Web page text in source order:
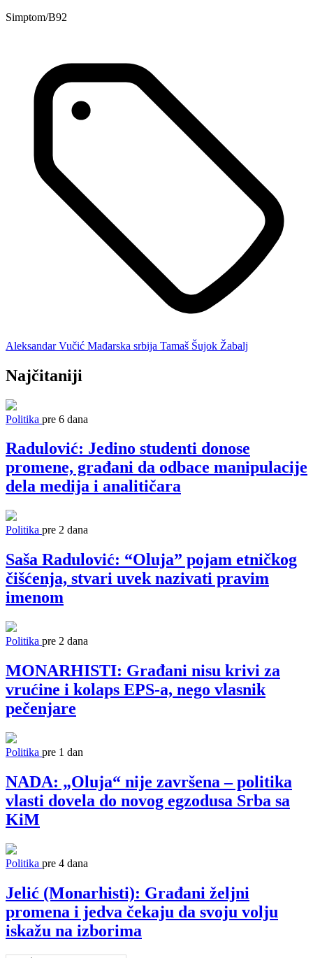
Simptom/B92
Aleksandar Vučić Mađarska srbija Tamaš Šujok Žabalj
Najčitaniji
Politika pre 6 dana
Radulović: Jedino studenti donose
promene, građani da odbace manipulacije
dela medija i analitičara
Politika pre 2 dana
Saša Radulović: “Oluja” pojam etničkog
čišćenja, stvari uvek nazivati pravim
imenom
Politika pre 2 dana
MONARHISTI: Građani nisu krivi za
vrućine i kolaps EPS-a, nego vlasnik
pečenjare
Politika pre 1 dan
NADA: „Oluja“ nije završena – politika
vlasti dovela do novog egzodusa Srba sa
KiM
Politika pre 4 dana
Jelić (Monarhisti): Građani željni
promena i jedva čekaju da svoju volju
iskažu na izborima